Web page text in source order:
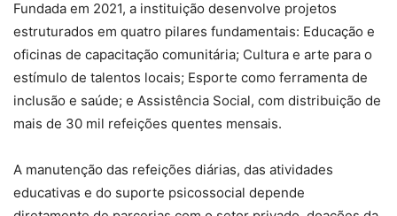
Fundada em 2021, a instituição desenvolve projetos
estruturados em quatro pilares fundamentais: Educação e
oficinas de capacitação comunitária; Cultura e arte para o
estímulo de talentos locais; Esporte como ferramenta de
inclusão e saúde; e Assistência Social, com distribuição de
mais de 30 mil refeições quentes mensais.
A manutenção das refeições diárias, das atividades
educativas e do suporte psicossocial depende